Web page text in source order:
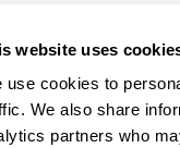
website uses
use cookies to
We also share
partners who